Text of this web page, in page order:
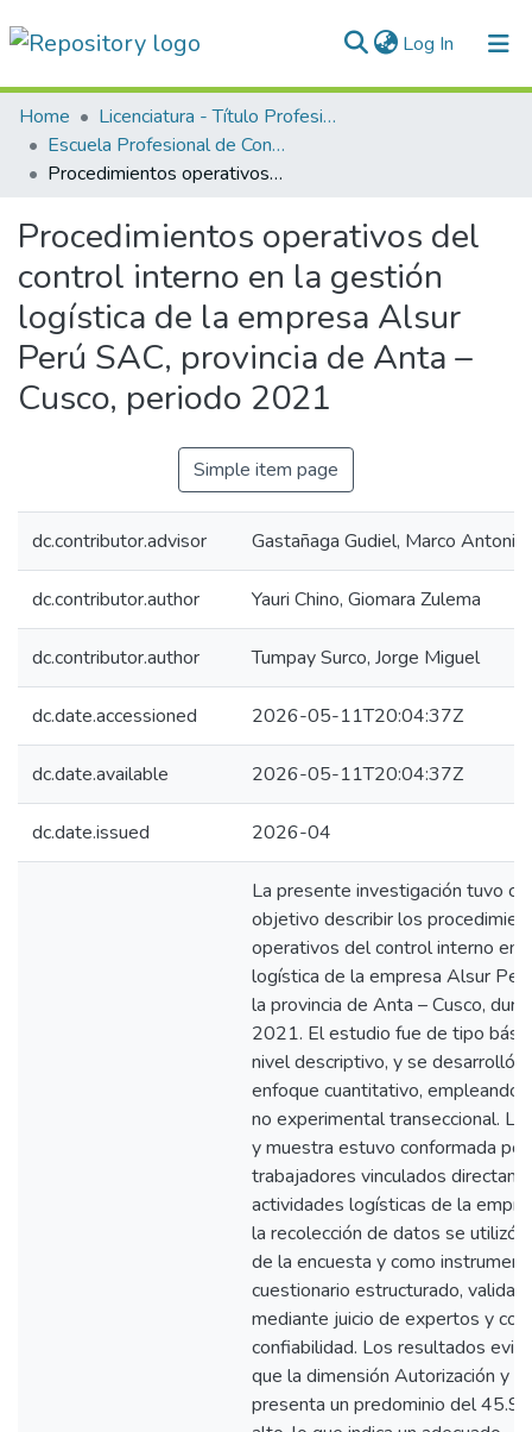
Log In (current)
Communities & Collections
All of DSpace
Normativas
Home
Licenciatura - Título Profesional
Escuela Profesional de Contabilidad
Procedimientos operativos del control interno en la gestión logística de la empresa Alsur Perú SAC, provincia de Anta – Cusco, periodo 2021
Procedimientos operativos del
control interno en la gestión
logística de la empresa Alsur
Perú SAC, provincia de Anta –
Cusco, periodo 2021
Simple item page
dc.contributor.advisor Gastañaga Gudiel, Marco Antonio
dc.contributor.author Yauri Chino, Giomara Zulema
dc.contributor.author Tumpay Surco, Jorge Miguel
dc.date.accessioned 2026-05-11T20:04:37Z
dc.date.available 2026-05-11T20:04:37Z
dc.date.issued 2026-04
La presente investigación tuvo
objetivo describir los
operativos del control interno en
logística de la empresa Alsur
la provincia de Anta – Cusco,
2021. El estudio fue de tipo
nivel descriptivo, y se desarrolló
enfoque cuantitativo, empleando
no experimental transeccional. La
y muestra estuvo conformada
trabajadores vinculados
actividades logísticas de la
la recolección de datos se utilizó
de la encuesta y como
cuestionario estructurado,
mediante juicio de expertos y con
confiabilidad. Los resultados
que la dimensión Autorización y
presenta un predominio del 45.9